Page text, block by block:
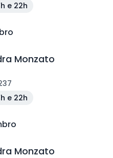
e 22h
Monzato
e 22h
Monzato